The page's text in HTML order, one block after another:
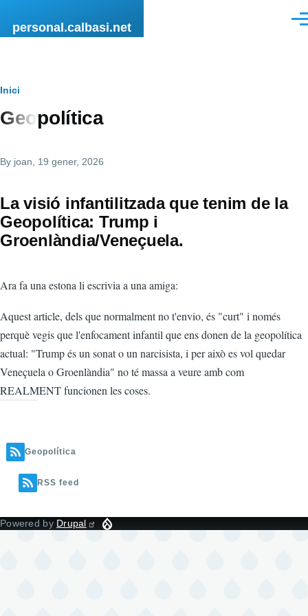
personal.calbasi.net
Fil
d'Ariadna
Inici
Geopolítica
By joan , 19 gener, 2026
La visió infantilitzada que tenim de la
Geopolítica: Trump i
Groenlàndia/Veneçuela.
Ara fa una estona li escrivia a una amiga:
Aquest article, dels que normalment no t'envio, és "curt" i només
perquè vegis que l'enfocament infantil que ens donen de la geopolítica
actual: "Trump és un sonat o un narcisista, i per això es vol quedar
Veneçuela o Groenlàndia" no té massa a veure amb com
REALMENT funcionen les coses.
Geopolítica
RSS feed
Powered by Drupal